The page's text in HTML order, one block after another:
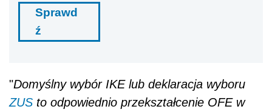
Sprawd
ź
"Domyślny wybór IKE lub deklaracja wyboru
ZUS to odpowiednio przekształcenie OFE w